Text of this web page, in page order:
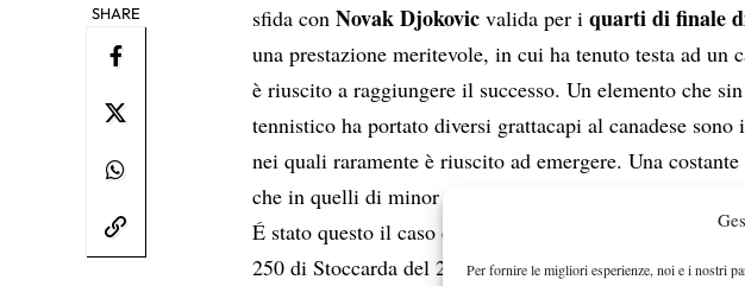
Per fornire le migliori esperienze, noi e i nostri
SHARE
sfida conNovak Djokovic valida per iquarti di finale
una prestazione meritevole, in cui ha tenuto testa ad un
è riuscito a raggiungere il successo. Un elemento che
tennistico ha portato diversi grattacapi al canadese
nei quali raramente è riuscito ad emergere. Una
che in quelli di minor prestigio, risultando una
É stato questo il caso del tie break perso 13-11 contro
250 di Stoccarda del 2019 e contro lo stesso azzurro in